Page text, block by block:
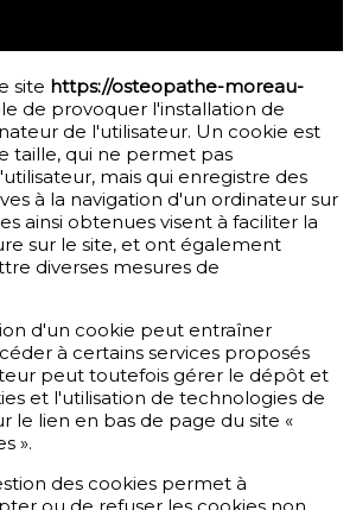
site https://osteopathe-moreau-
de provoquer l'installation de
de l'utilisateur. Un cookie est
taille, qui ne permet pas
mais qui enregistre des
à la navigation d'un ordinateur sur
ainsi obtenues visent à faciliter la
sur le site, et ont également
diverses mesures de
d'un cookie peut entraîner
à certains services proposés
peut toutefois gérer le dépôt et
et l'utilisation de technologies de
le lien en bas de page du site «
».
des cookies permet à